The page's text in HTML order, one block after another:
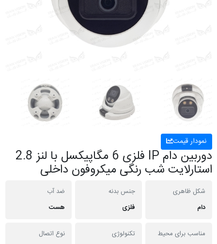
نمودار قیمت
دوربین دام IP فلزی 6 مگاپیکسل با لنز 2.8
استارلایت شب رنگی میکروفون داخلی
شکل ظاهری
دام
جنس بدنه
فلزی
ضد آب
هست
مناسب برای محیط
تکنولوژی
نوع اتصال